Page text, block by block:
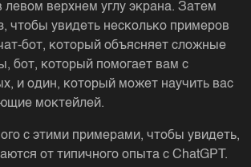
левом верхнем углу экрана. Затем
чтобы увидеть несколько примеров
бот, который объясняет сложные
бот, который помогает вам с
и один, который может научить вас
моктейлей.
с этими примерами, чтобы увидеть,
от типичного опыта с ChatGPT.